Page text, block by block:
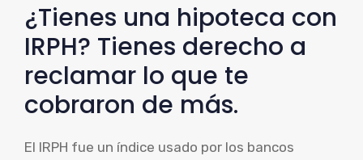
¿Tienes una hipoteca con
IRPH? Tienes derecho a
reclamar lo que te
cobraron de más.
El IRPH fue un índice usado por los bancos